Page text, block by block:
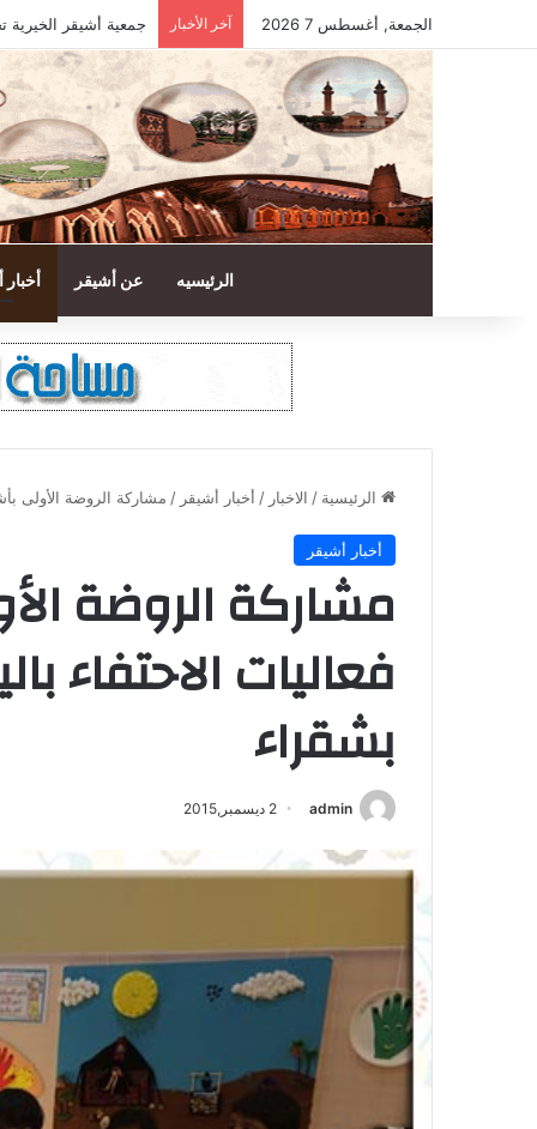
الجمعة, أغسطس 7 2026 آخر الأخبار جمعية أشيقر الخيرية تحصد 98.20% في تقييم معايير
الرئيسيه عن أشيقر
الرئيسية / الاخبار / أخبار أشيقر / مشاركة الروضة الأولى
أخبار أشيقر
مشاركة الروضة
فعاليات الاحتفاء
بشقراء
admin 2 ديسمبر,2015